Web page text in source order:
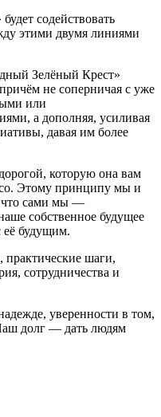
содействовать
этими двумя линиями
Зелёный Крест»
не соперничая с уже
или
а дополняя, усиливая
давая им более
которую она вам
Этому принципу мы и
что сами мы —
собственное будущее
её будущим.
шаги,
сотрудничества и
уверенности в том,
долг — дать людям